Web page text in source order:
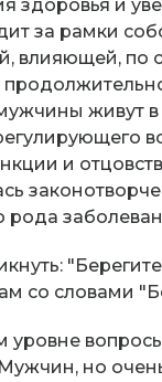
здоровья и
за рамки
влияющей, по
живут
и
рода
со словами
уровне
но